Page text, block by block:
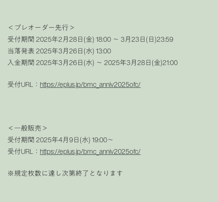
＜プレオーダー先行＞
受付期間 2025年2月28日(金) 18:00 〜 3月23日(日)23:59
当落発表 2025年3月26日(水) 13:00
入金期間 2025年3月26日(水) 〜 2025年3月28日(金)21:00
受付URL： https://eplus.jp/bmc_anniv2025ofc/
＜一般販売＞
受付期間 2025年4月9日(水) 19:00〜
受付URL： https://eplus.jp/bmc_anniv2025ofc/
※規定枚数に達し次第終了となります